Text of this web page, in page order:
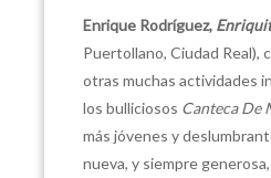
Enrique Rodríguez,
Puertollano, Ciudad Real),
otras muchas actividades
los bulliciosos Canteca De
más jóvenes y
nueva, y siempre